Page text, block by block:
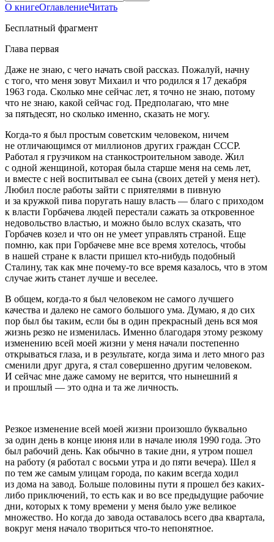
О книгеОглавлениеЧитать
Бесплатный фрагмент
Глава первая
Даже не знаю, с чего начать свой рассказ. Пожалуй, начну
с того, что меня зовут Михаил и что родился я 17 декабря
1963 года. Сколько мне сейчас лет, я точно не знаю, потому
что не знаю, какой сейчас год. Предполагаю, что мне
за пятьдесят, но сколько именно, сказать не могу.
Когда-то я был простым советским человеком, ничем
не отличающимся от миллионов других граждан СССР.
Работал я грузчиком на станкостроительном заводе. Жил
с одной женщиной, которая была старше меня на семь лет,
и вместе с ней воспитывал ее сына (своих детей у меня нет).
Любил после работы зайти с приятелями в пивную
и за кружкой пива поругать нашу власть — благо с приходом
к власти Горбачева людей перестали сажать за откровенное
недовольство властью, и можно было вслух сказать, что
Горбачев козел и что он не умеет управлять страной. Еще
помню, как при Горбачеве мне все время хотелось, чтобы
в нашей стране к власти пришел кто-нибудь подобный
Сталину, так как мне почему-то все время казалось, что в этом
случае жить станет лучше и веселее.
В общем, когда-то я был человеком не самого лучшего
качества и далеко не самого большого ума. Думаю, я до сих
пор был бы таким, если бы в один прекрасный день вся моя
жизнь резко не изменилась. Именно благодаря этому резкому
изменению всей моей жизни у меня начали постепенно
открываться глаза, и в результате, когда зима и лето много раз
сменили друг друга, я стал совершенно другим человеком.
И сейчас мне даже самому не верится, что нынешний я
и прошлый — это одна и та же личность.
Резкое изменение всей моей жизни произошло буквально
за один день в конце июня или в начале июля 1990 года. Это
был рабочий день. Как обычно в такие дни, я утром пошел
на работу (я работал с восьми утра и до пяти вечера). Шел я
по тем же самым улицам города, по каким всегда ходил
из дома на завод. Больше половины пути я прошел без каких-
либо приключений, то есть как и во все предыдущие рабочие
дни, которых к тому времени у меня было уже великое
множество. Но когда до завода оставалось всего два квартала,
вокруг меня начало твориться что-то непонятное.